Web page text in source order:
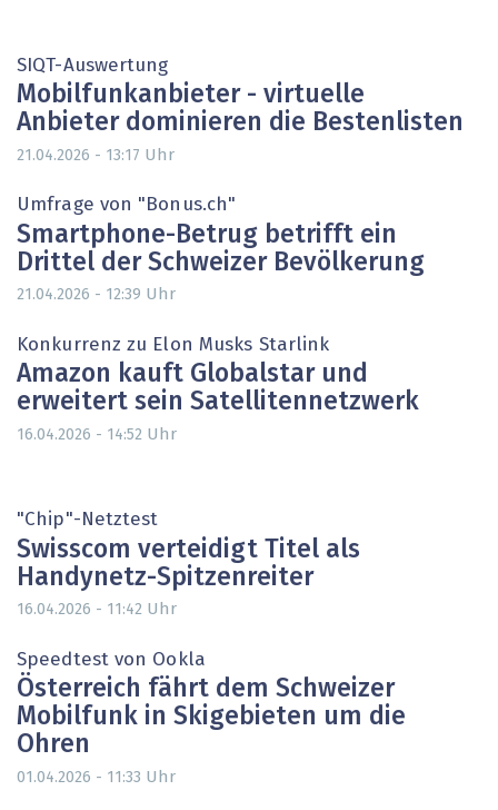
SIQT-Auswertung
Mobilfunkanbieter - virtuelle
Anbieter dominieren die Bestenlisten
21.04.2026 - 13:17 Uhr
Umfrage von "Bonus.ch"
Smartphone-Betrug betrifft ein
Drittel der Schweizer Bevölkerung
21.04.2026 - 12:39 Uhr
Konkurrenz zu Elon Musks Starlink
Amazon kauft Globalstar und
erweitert sein Satellitennetzwerk
16.04.2026 - 14:52 Uhr
"Chip"-Netztest
Swisscom verteidigt Titel als
Handynetz-Spitzenreiter
16.04.2026 - 11:42 Uhr
Speedtest von Ookla
Österreich fährt dem Schweizer
Mobilfunk in Skigebieten um die
Ohren
01.04.2026 - 11:33 Uhr